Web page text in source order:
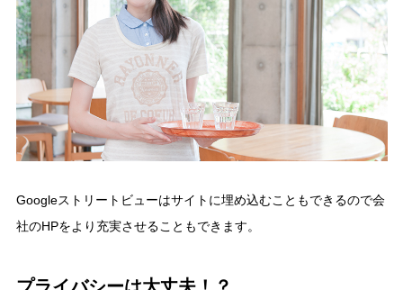
Googleストリートビューはサイトに埋め込むこともできるので会
社のHPをより充実させることもできます。